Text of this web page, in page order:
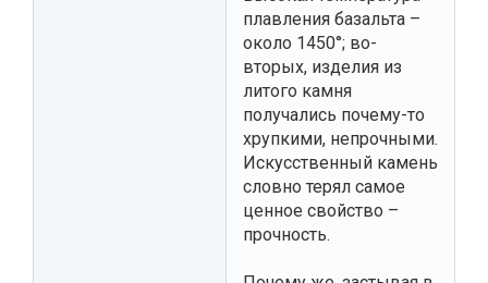
плавления базальта –
около 1450°; во-
вторых, изделия из
литого камня
получались почему-то
хрупкими, непрочными.
Искусственный камень
словно терял самое
ценное свойство –
прочность.